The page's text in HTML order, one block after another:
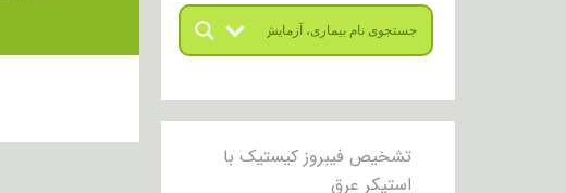
تشخیص فیبروز کیستیک با
استیکر عرق